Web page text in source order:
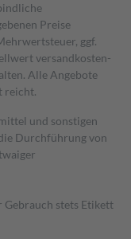
Preise
ggf.
versand­kosten­
Alle Angebote
reicht.
und sonstigen
Durchführung von
stets Etikett